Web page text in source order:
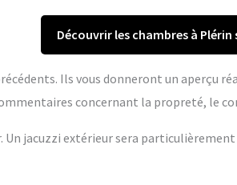
Découvrir les chambres à
Ils vous donneront un aperçu
concernant la propreté, le
Un jacuzzi extérieur sera